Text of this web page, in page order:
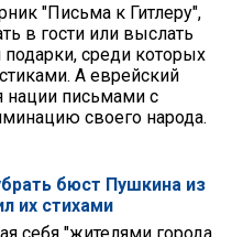
"Письма к Гитлеру",
в гости или выслать
среди которых
А еврейский
нации письмами с
своего народа.
бюст Пушкина из
их стихами